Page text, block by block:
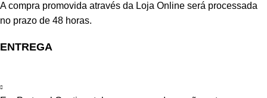
A compra promovida através da Loja Online será processada
no prazo de 48 horas.
ENTREGA